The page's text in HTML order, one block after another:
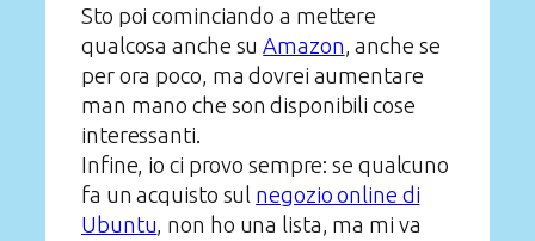
Sto poi cominciando a mettere
qualcosa anche suAmazon, anche se
per ora poco, ma dovrei aumentare
man mano che son disponibili cose
interessanti.
Infine, io ci provo sempre: se qualcuno
fa un acquisto sul negozio online di
Ubuntu, non ho una lista, ma mi va